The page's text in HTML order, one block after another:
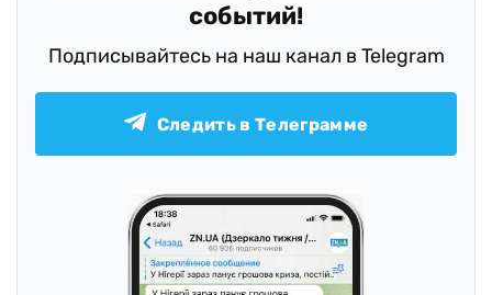
событий!
Подписывайтесь на наш канал в Telegram
Следить в Телеграмме